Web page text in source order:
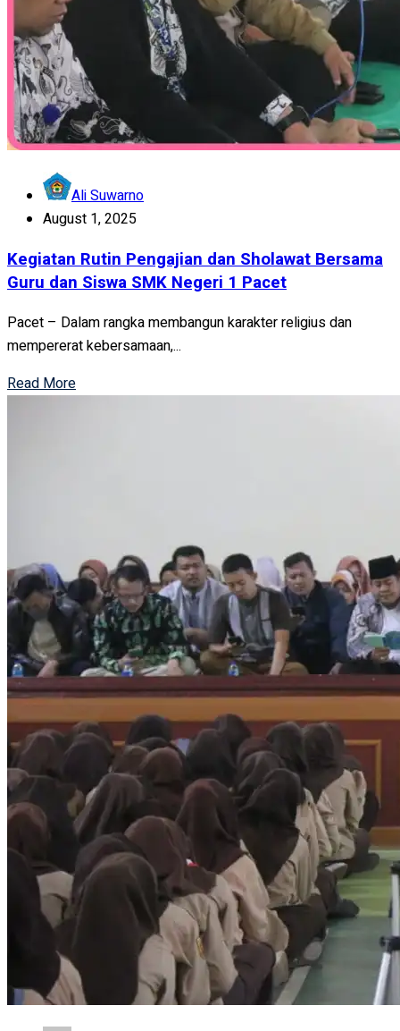
Ali Suwarno
August 1, 2025
Kegiatan Rutin Pengajian dan Sholawat Bersama
Guru dan Siswa SMK Negeri 1 Pacet
Pacet – Dalam rangka membangun karakter religius dan
mempererat kebersamaan,...
Read More